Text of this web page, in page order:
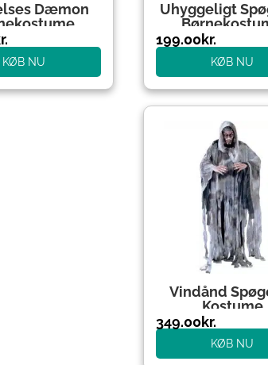
Dæmon
KØB NU
Uhyggeligt
199.00kr.
KØB NU
Vindånd
Kostume
349.00kr.
KØB NU